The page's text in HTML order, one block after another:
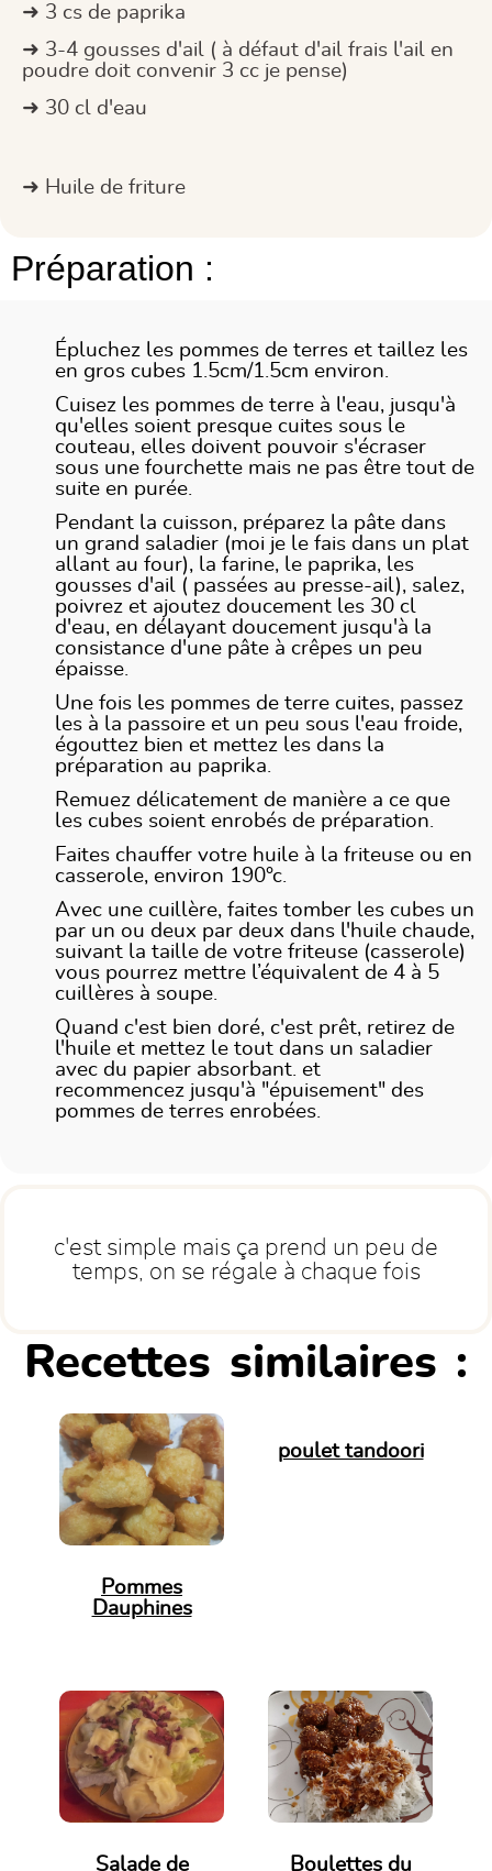
3 cs de paprika
3-4 gousses d'ail ( à défaut d'ail frais l'ail en
poudre doit convenir 3 cc je pense)
30 cl d'eau
Huile de friture
Préparation :
Épluchez les pommes de terres et taillez les
en gros cubes 1.5cm/1.5cm environ.
Cuisez les pommes de terre à l'eau, jusqu'à
qu'elles soient presque cuites sous le
couteau, elles doivent pouvoir s'écraser
sous une fourchette mais ne pas être tout de
suite en purée.
Pendant la cuisson, préparez la pâte dans
un grand saladier (moi je le fais dans un plat
allant au four), la farine, le paprika, les
gousses d'ail ( passées au presse-ail), salez,
poivrez et ajoutez doucement les 30 cl
d'eau, en délayant doucement jusqu'à la
consistance d'une pâte à crêpes un peu
épaisse.
Une fois les pommes de terre cuites, passez
les à la passoire et un peu sous l'eau froide,
égouttez bien et mettez les dans la
préparation au paprika.
Remuez délicatement de manière a ce que
les cubes soient enrobés de préparation.
Faites chauffer votre huile à la friteuse ou en
casserole, environ 190°c.
Avec une cuillère, faites tomber les cubes un
par un ou deux par deux dans l'huile chaude,
suivant la taille de votre friteuse (casserole)
vous pourrez mettre l’équivalent de 4 à 5
cuillères à soupe.
Quand c'est bien doré, c'est prêt, retirez de
l'huile et mettez le tout dans un saladier
avec du papier absorbant. et
recommencez jusqu'à "épuisement" des
pommes de terres enrobées.
c'est simple mais ça prend un peu de
temps, on se régale à chaque fois
Recettes similaires :
Pommes
Dauphines
poulet tandoori
Salade de Boulettes du